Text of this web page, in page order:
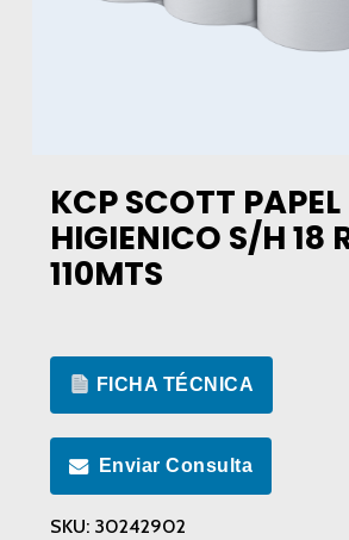
KCP SCOTT PAPEL
HIGIENICO S/H 18
110MTS
FICHA TÉCNICA
Enviar Consulta
SKU: 30242902